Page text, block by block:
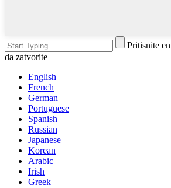
Pritisnite
da zatvorite
English
French
German
Portuguese
Spanish
Russian
Japanese
Korean
Arabic
Irish
Greek